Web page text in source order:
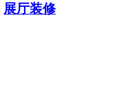
展厅装修